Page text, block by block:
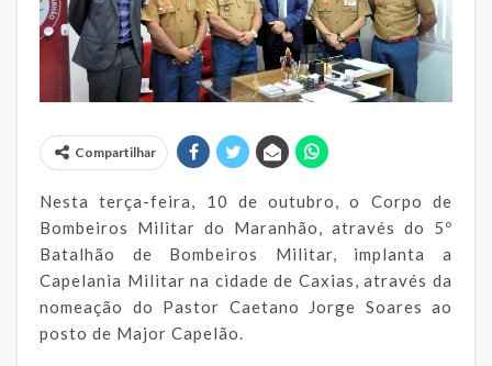
Compartilhar
Nesta terça-feira, 10 de outubro, o Corpo de
Bombeiros Militar do Maranhão, através do 5º
Batalhão de Bombeiros Militar, implanta a
Capelania Militar na cidade de Caxias, através da
nomeação do Pastor Caetano Jorge Soares ao
posto de Major Capelão.